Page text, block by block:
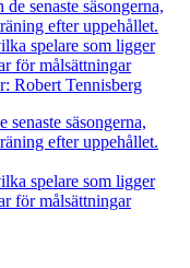
säsongerna,
efter uppehållet.
spelare som ligger
för målsättningar